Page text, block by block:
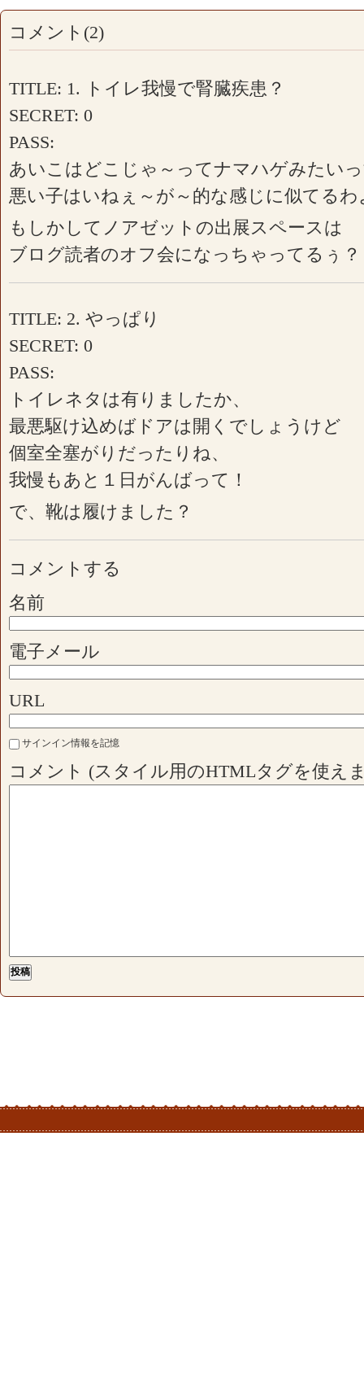
コメント(2)
TITLE: 1. トイレ我慢で腎臓疾患？
SECRET: 0
PASS:
あいこはどこじゃ～ってナマハゲみたい
悪い子はいねぇ～が～的な感じに似てるわ
もしかしてノアゼットの出展スペースは
ブログ読者のオフ会になっちゃってるぅ？
TITLE: 2. やっぱり
SECRET: 0
PASS:
トイレネタは有りましたか、
最悪駆け込めばドアは開くでしょうけど
個室全塞がりだったりね、
我慢もあと１日がんばって！
で、靴は履けました？
コメントする
名前
電子メール
URL
サインイン情報を記憶
コメント (スタイル用のHTMLタグを使え